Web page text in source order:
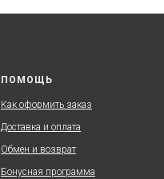
ПОМОЩЬ
Как оформить заказ
Доставка и оплата
Обмен и возврат
Бонусная программа